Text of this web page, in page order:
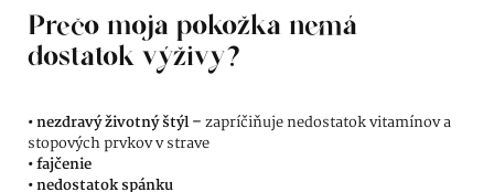
Prečo moja pokožka nemá
dostatok výživy?
• nezdravý životný štýl –zapríčiňuje nedostatok vitamínov a
stopových prvkov v strave
• fajčenie
• nedostatok spánku